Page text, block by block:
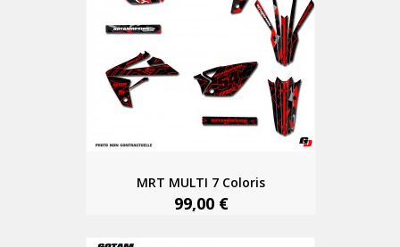
MRT MULTI 7 Coloris
99,00 €